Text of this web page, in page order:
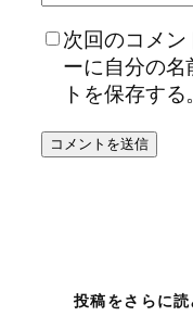
次回のコメ
ーに自分の名
トを保存する。
投稿をさらに